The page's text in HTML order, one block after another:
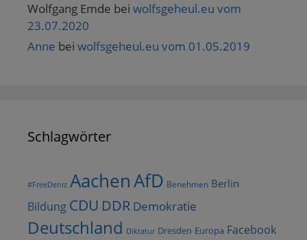
Wolfgang Emde bei wolfsgeheul.eu vom
23.07.2020
Anne bei wolfsgeheul.eu vom 01.05.2019
Schlagwörter
#FreeDeniz AachenAfD Benehmen Berlin
Bildung CDU DDR Demokratie
Deutschland Diktatur Dresden Europa Facebook